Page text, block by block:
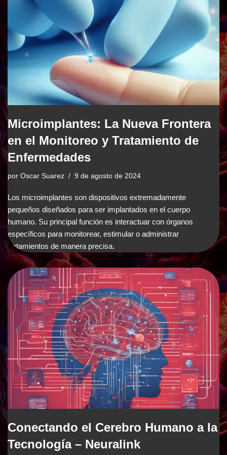
Microimplantes: La Nueva Frontera
en el Monitoreo y Tratamiento de
Enfermedades
por Oscar Suarez 9 de agosto de 2024
Los microimplantes son dispositivos extremadamente
pequeños diseñados para ser implantados en el cuerpo
humano. Su principal función es interactuar con órganos
específicos para monitorear, estimular o administrar
tratamientos de manera precisa.
Conectando el Cerebro Humano a la
Tecnología – Neuralink